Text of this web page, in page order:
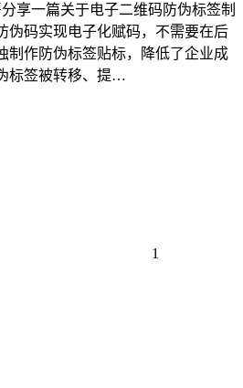
享一篇关于电子二维码防伪标签制
伪码实现电子化赋码，不需要在后
制作防伪标签贴标，降低了企业成
标签被转移、提…
1